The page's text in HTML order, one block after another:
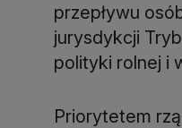
przepływu
jurysdykcji
polityki rolnej i
Priorytetem